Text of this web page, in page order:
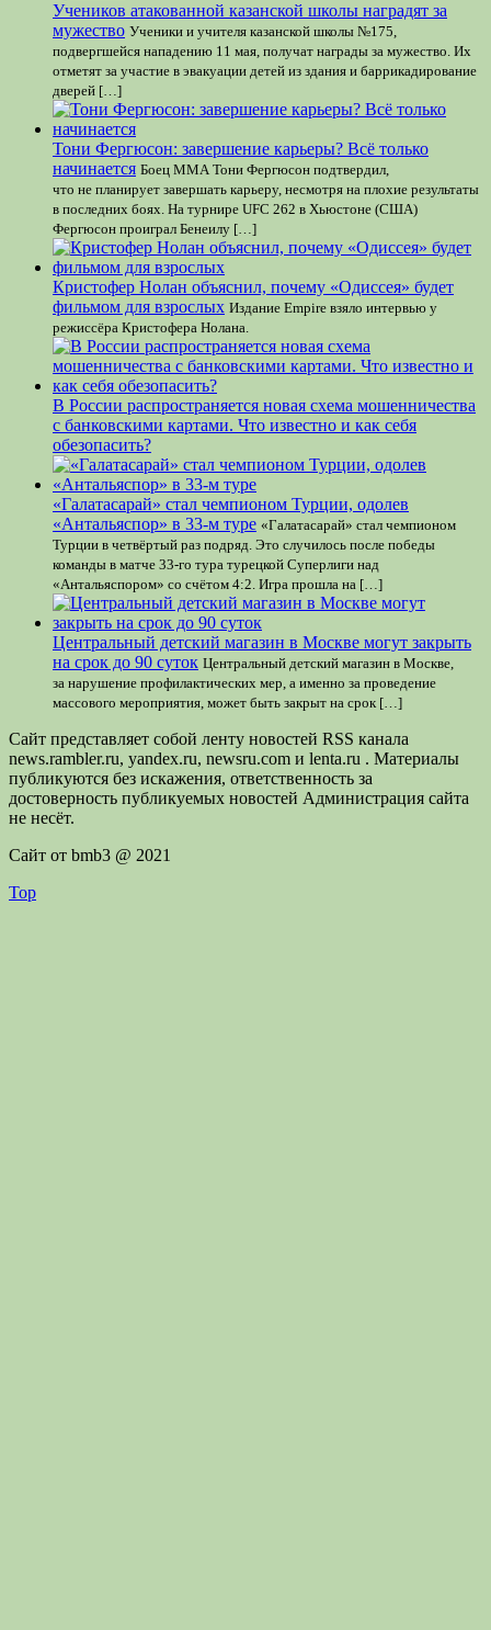
Учеников атакованной казанской школы наградят за
мужество Ученики и учителя казанской школы №175,
подвергшейся нападению 11 мая, получат награды за мужество. Их
отметят за участие в эвакуации детей из здания и баррикадирование
дверей […]
Тони Фергюсон: завершение карьеры? Всё только
начинается Боец ММА Тони Фергюсон подтвердил,
что не планирует завершать карьеру, несмотря на плохие результаты
в последних боях. На турнире UFC 262 в Хьюстоне (США)
Фергюсон проиграл Бенеилу […]
Кристофер Нолан объяснил, почему «Одиссея» будет
фильмом для взрослых Издание Empire взяло интервью у
режиссёра Кристофера Нолана.
В России распространяется новая схема мошенничества
с банковскими картами. Что известно и как себя
обезопасить?
«Галатасарай» стал чемпионом Турции, одолев
«Антальяспор» в 33-м туре «Галатасарай» стал чемпионом
Турции в четвёртый раз подряд. Это случилось после победы
команды в матче 33-го тура турецкой Суперлиги над
«Антальяспором» со счётом 4:2. Игра прошла на […]
Центральный детский магазин в Москве могут закрыть
на срок до 90 суток Центральный детский магазин в Москве,
за нарушение профилактических мер, а именно за проведение
массового мероприятия, может быть закрыт на срок […]
Сайт представляет собой ленту новостей RSS канала
news.rambler.ru, yandex.ru, newsru.com и lenta.ru . Материалы
публикуются без искажения, ответственность за
достоверность публикуемых новостей Администрация сайта
не несёт.
Сайт от bmb3 @ 2021
Top